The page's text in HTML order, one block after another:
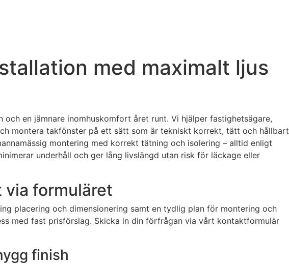
med maximalt ljus
en jämnare inomhuskomfort året runt. Vi hjälper fastighetsägare,
montera takfönster på ett sätt som är tekniskt korrekt, tätt och hållbart
montering med korrekt tätning och isolering – alltid enligt
underhåll och ger lång livslängd utan risk för läckage eller
formuläret
placering och dimensionering samt en tydlig plan för montering och
med fast prisförslag. Skicka in din förfrågan via vårt kontaktformulär
finish